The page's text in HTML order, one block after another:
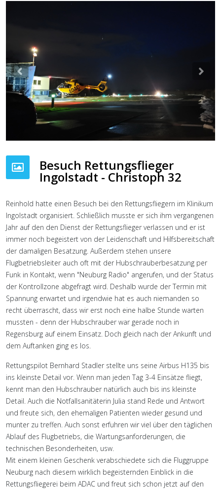
Previous
Besuch Rettungsflieger
Ingolstadt - Christoph 32
Reinhold hatte einen Besuch bei den Rettungsfliegern im Klinikum
Ingolstadt organisiert. Schließlich musste er sich ihm vergangenen
Jahr auf den den Dienst der Rettungsflieger verlassen und er ist
immer noch begeistert von der Leidenschaft und Hilfsbereitschaft
der damaligen Besatzung. Außerdem stehen unsere
Flugbetriebsleiter auch oft mit der Hubschrauberbesatzung per
Funk in Kontakt, wenn "Neuburg Radio" angerufen, und der Status
der Kontrollzone abgefragt wird. Deshalb wurde der Termin mit
Spannung erwartet und irgendwie hat es auch niemanden so
recht überrascht, dass wir erst noch eine halbe Stunde warten
mussten - denn der Hubschrauber war gerade noch in
Regensburg auf einem Einsatz. Doch gleich nach der Ankunft und
dem Auftanken ging es los.
Rettungspilot Bernhard Stadler stellte uns seine Airbus H135 bis
ins kleinste Detail vor. Wenn man jeden Tag 3-4 Einsätze fliegt,
kennt man den Hubschrauber natürlich auch bis ins kleinste
Detail. Auch die Notfallsanitäterin Julia stand Rede und Antwort
und freute sich, den ehemaligen Patienten wieder gesund und
munter zu treffen. Auch sonst erfuhren wir viel über den täglichen
Ablauf des Flugbetriebs, die Wartungsanforderungen, die
technischen Besonderheiten, usw.
Mit einem kleinen Geschenk verabschiedete sich die Fluggruppe
Neuburg nach diesem wirklich begeisternden Einblick in die
Rettungsfliegerei beim ADAC und freut sich schon jetzt auf den